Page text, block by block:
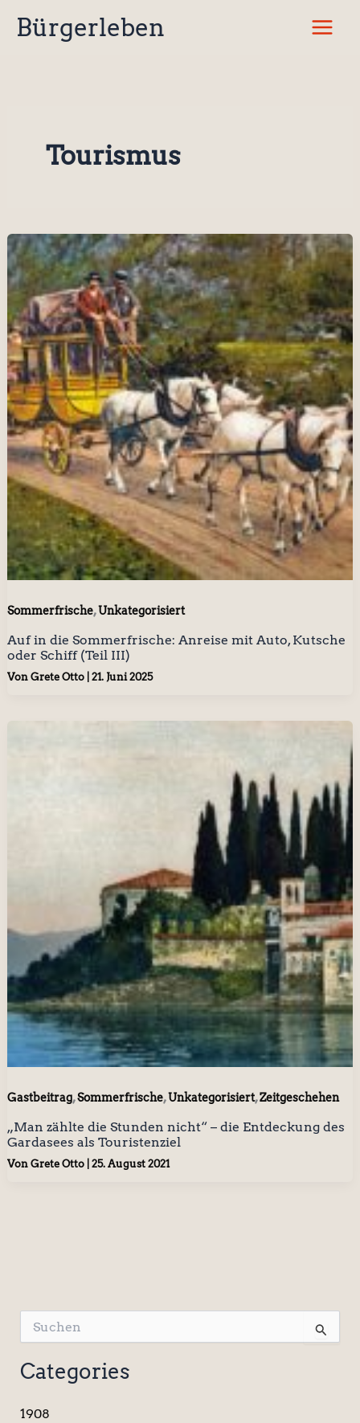
InhaltBürgerleben
Tourismus
Sommerfrische,Unkategorisiert
Auf in die Sommerfrische: Anreise mit Auto, Kutsche
oder Schiff (Teil III)
Von Grete Otto 21. Juni 2025
Gastbeitrag,Sommerfrische,Unkategorisiert,Zeitgeschehen
„Man zählte die Stunden nicht“ – die Entdeckung des
Gardasees als Touristenziel
Von Grete Otto 25. August 2021
u
c
h
n
Categories
1908